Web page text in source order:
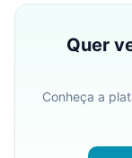
Quer
Conheça a